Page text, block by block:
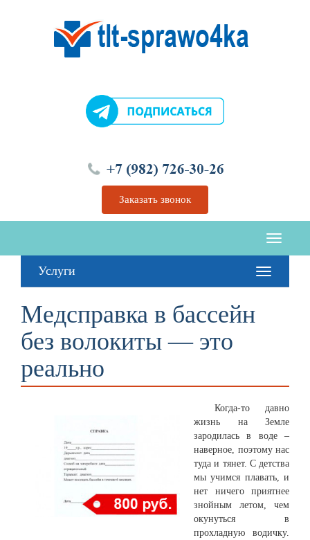
содержимому
Заказать звонок
Услуги
Медсправка в бассейн
без волокиты — это
реально
Когда-то давно
жизнь на Земле
зародилась в воде –
наверное, поэтому нас
туда и тянет. С детства
мы учимся плавать, и
нет ничего приятнее
знойным летом, чем
окунуться в
прохладную водичку.